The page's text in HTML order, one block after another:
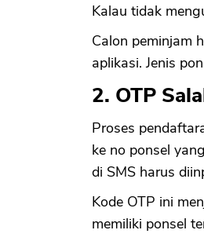
Kalau tidak
Calon peminjam
aplikasi. Jenis
2. OTP
Proses
ke no ponsel
di SMS harus
Kode OTP ini
memiliki ponsel